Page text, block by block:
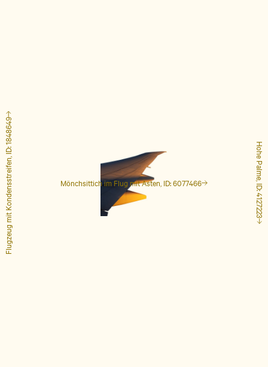
Mönchsittich im Flug mit Ästen, ID: 6077466 Hohe Palme, ID: 4127223
Flugzeug mit Kondensstreifen, ID: 1848649